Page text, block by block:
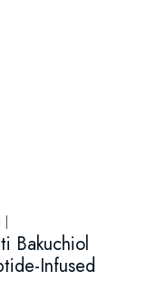
Bakuchiol
Infused